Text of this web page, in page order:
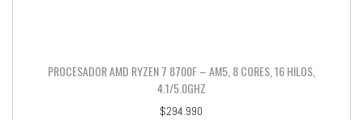
PROCESADOR AMD RYZEN 7 8700F – AM5, 8 CORES, 16 HILOS,
4.1/5.0GHZ
$294.990